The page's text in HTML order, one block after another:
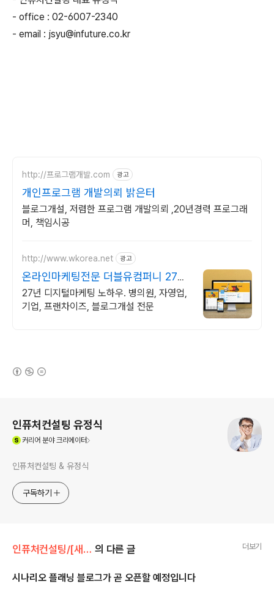
- office : 02-6007-2340
- email : jsyu@infuture.co.kr
http://프로그램개발.com 광고
개인프로그램 개발의뢰 밝은터
블로그개설, 저렴한 프로그램 개발의뢰 ,20년경력 프로그래
머, 책임시공
http://www.wkorea.net 광고
온라인마케팅전문 더블유컴퍼니 27년
노하우
27년 디지털마케팅 노하우. 병의원, 자영업,
기업, 프랜차이즈, 블로그개설 전문
인퓨처컨설팅 유정식
커리어 분야 크리에이터
인퓨처컨설팅 & 유정식
구독하기
인퓨처컨설팅/[새소식] what's new? 의 다른 글 더보기
시나리오 플래닝 블로그가 곧 오픈할 예정입니다